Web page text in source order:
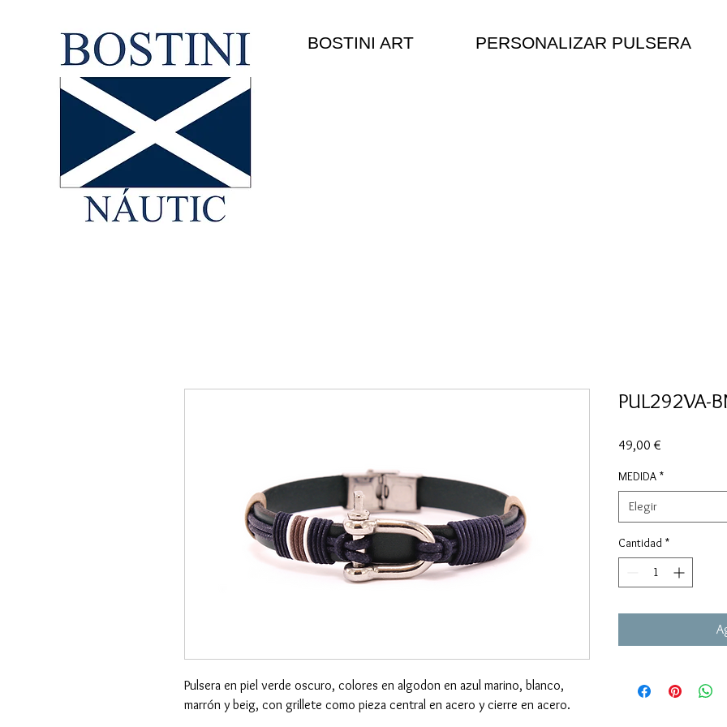
HOME BOSTINI ART PERSONALIZAR PULSERA
Pulsera en piel verde oscuro, colores en algodon en azul marino, blanco,
marrón y beig, con grillete como pieza central en acero y cierre en acero.
PUL292VA-
49,00 €
MEDIDA *
Elegir
Cantidad *